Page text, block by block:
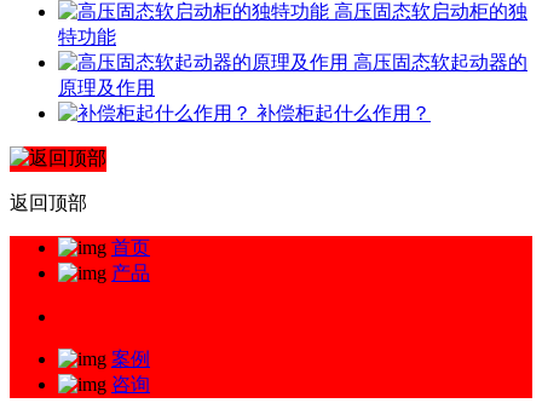
高压固态软启动柜的独
特功能
高压固态软起动器的
原理及作用
补偿柜起什么作用？
返回顶部
首页
产品
案例
咨询